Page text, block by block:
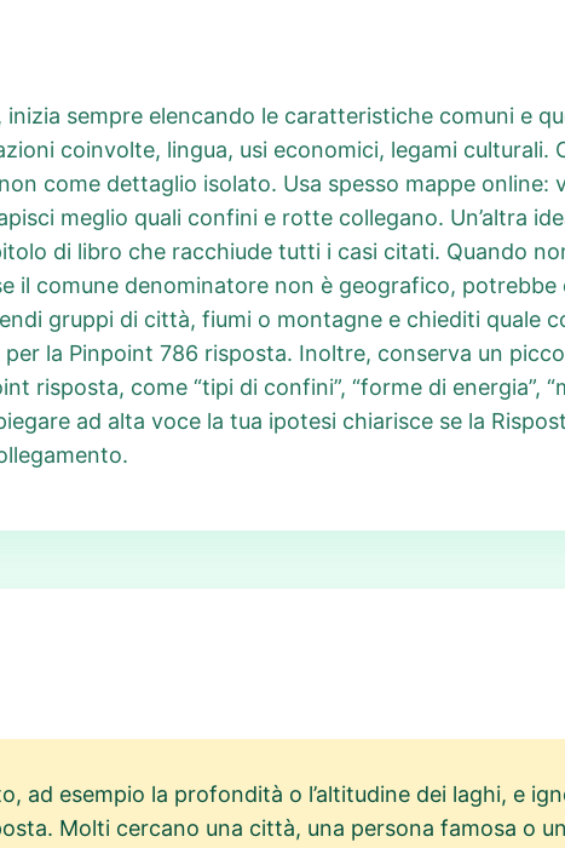
sempre elencando le caratteristiche comuni e
coinvolte, lingua, usi economici, legami culturali.
come dettaglio isolato. Usa spesso mappe online:
meglio quali confini e rotte collegano. Un’altra
di libro che racchiude tutti i casi citati. Quando
il comune denominatore non è geografico, potrebbe
gruppi di città, fiumi o montagne e chiediti quale
la Pinpoint 786 risposta. Inoltre, conserva un
risposta, come “tipi di confini”, “forme di energia”,
ad alta voce la tua ipotesi chiarisce se la
ad esempio la profondità o l’altitudine dei laghi, e
Molti cercano una città, una persona famosa o